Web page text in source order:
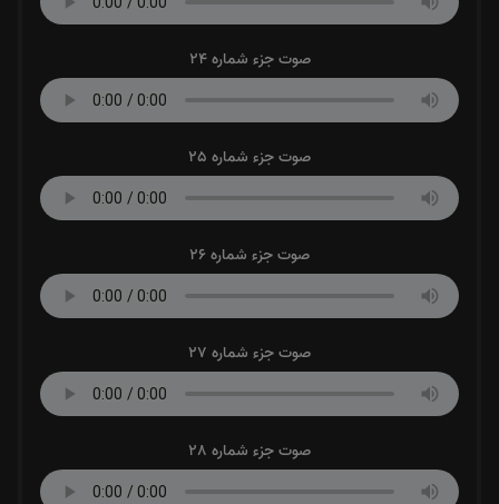
صوت جزء شماره 24
صوت جزء شماره 25
صوت جزء شماره 26
صوت جزء شماره 27
صوت جزء شماره 28